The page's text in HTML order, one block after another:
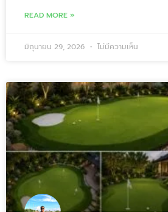
READ MORE »
มิถุนายน 29, 2026 ไม่มีความเห็น